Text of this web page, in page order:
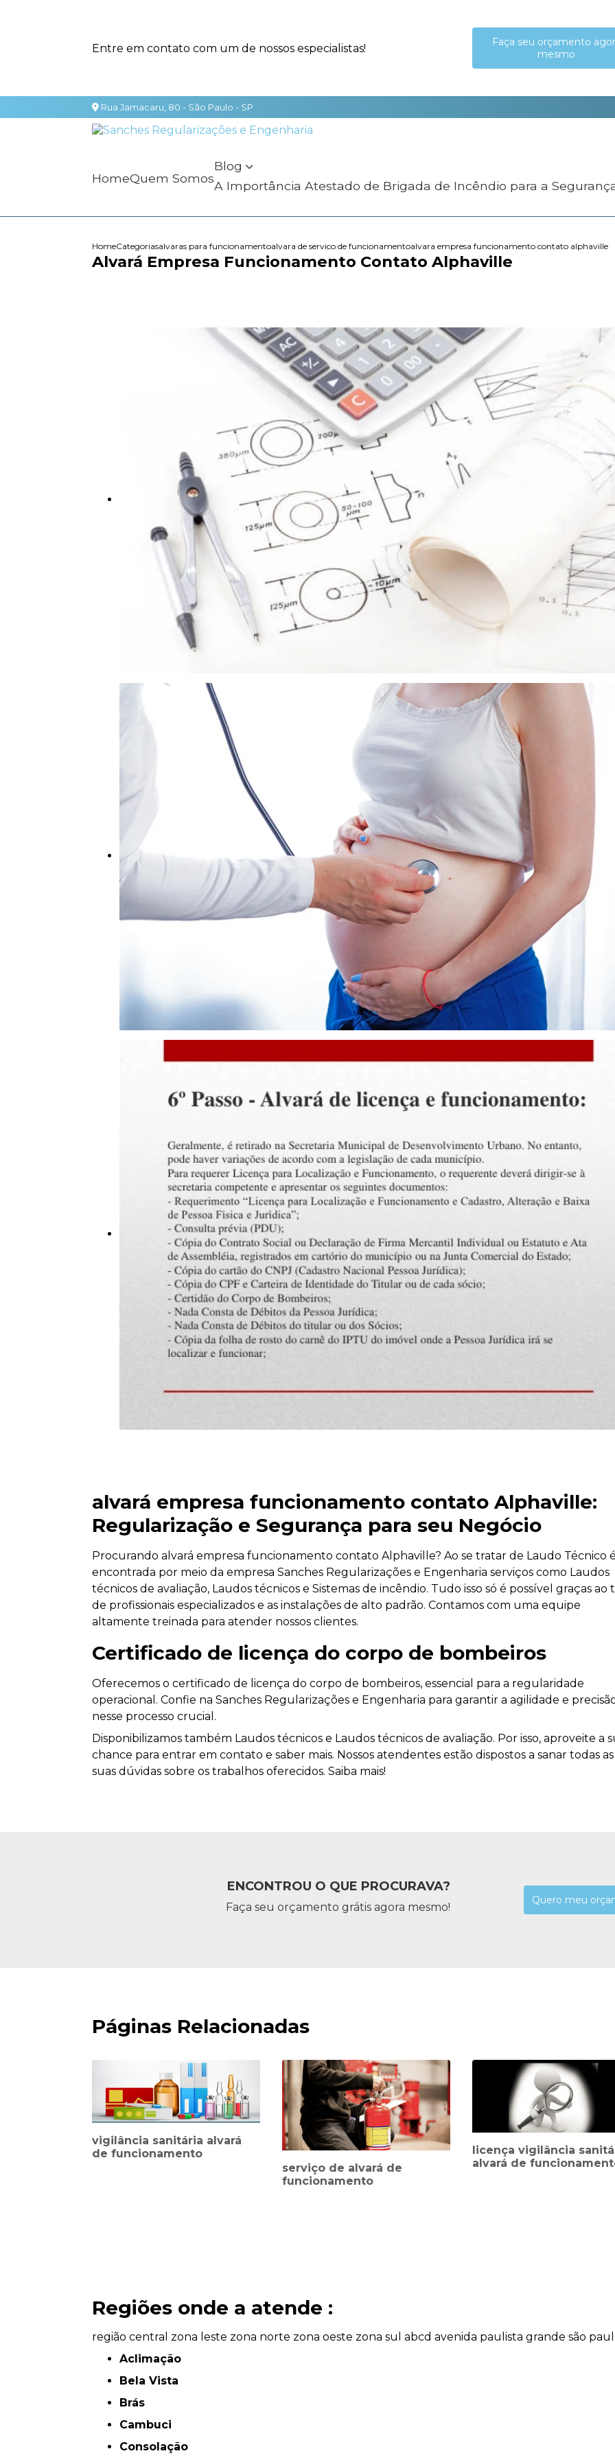
Entre em contato com um de nossos especialistas!
Faça seu orçamento
mesmo
Rua Jamacaru, 80 - São Paulo - SP
Home Quem Somos
Blog
A Importância Atestado de Brigada de Incêndio para a
HomeCategoriasalvaras para funcionamentoalvara de servico de funcionamentoalvara empresa funcionamento contato alphaville
Alvará Empresa Funcionamento Contato Alphaville
alvará empresa funcionamento contato Alphaville:
Regularização e Segurança para seu Negócio
Procurando alvará empresa funcionamento contato Alphaville? Ao se tratar de Laudo Técnico é
encontrada por meio da empresa Sanches Regularizações e Engenharia serviços como Laudos
técnicos de avaliação, Laudos técnicos e Sistemas de incêndio. Tudo isso só é possível graças ao
de profissionais especializados e as instalações de alto padrão. Contamos com uma equipe
altamente treinada para atender nossos clientes.
Certificado de licença do corpo de bombeiros
Oferecemos o certificado de licença do corpo de bombeiros, essencial para a regularidade
operacional. Confie na Sanches Regularizações e Engenharia para garantir a agilidade e
nesse processo crucial.
Disponibilizamos também Laudos técnicos e Laudos técnicos de avaliação. Por isso, aproveite a
chance para entrar em contato e saber mais. Nossos atendentes estão dispostos a sanar todas as
suas dúvidas sobre os trabalhos oferecidos. Saiba mais!
ENCONTROU O QUE PROCURAVA?
Faça seu orçamento grátis agora mesmo!
Quero meu
Páginas Relacionadas
vigilância sanitária alvará
de funcionamento
serviço de alvará de
funcionamento
licença vigilância
alvará de
Regiões onde a atende :
região central zona leste zona norte zona oeste zona sul abcd avenida paulista grande são
Aclimação
Bela Vista
Brás
Cambuci
Consolação